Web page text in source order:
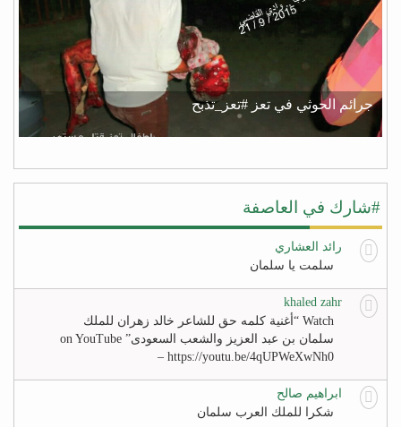
جرائم الحوثي في تعز #تعز_تذبح
#شارك في العاصفة
رائد العشاري
سلمت يا سلمان
khaled zahr
Watch “أغنية كلمه حق للشاعر خالد زهران للملك
سلمان بن عبد العزيز والشعب السعودى” on YouTube
– https://youtu.be/4qUPWeXwNh0
ابراهيم صالح
شكرا للملك العرب سلمان